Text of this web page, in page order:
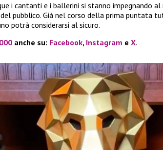
i cantanti e i ballerini si stanno impegnando
pubblico. Già nel corso della prima puntata
potrà considerarsi al sicuro.
anche su: Facebook, Instagram e X.